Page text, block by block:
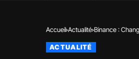
Accueil Actualité Binance :
ACTUALITÉ